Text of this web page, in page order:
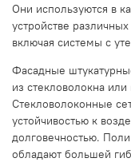
Они используются в
устройстве
включая системы с
Фасадные
из стекловолокна
Стекловолоконные
устойчивостью к
долговечностью.
обладают большей